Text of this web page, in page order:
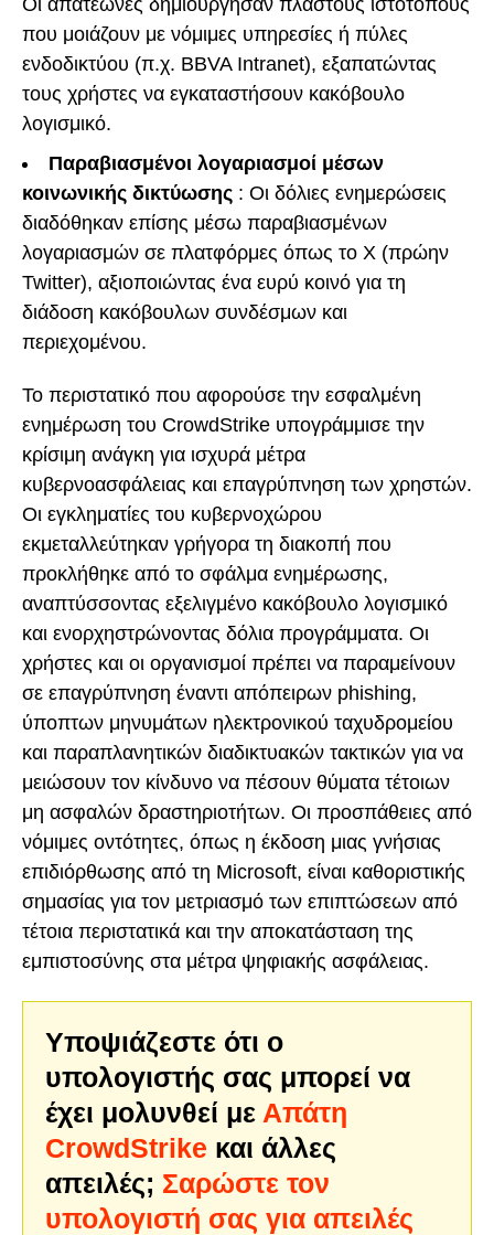
που μοιάζουν με νόμιμες υπηρεσίες ή πύλες
ενδοδικτύου (π.χ. BBVA Intranet), εξαπατώντας
τους χρήστες να εγκαταστήσουν κακόβουλο
λογισμικό.
Παραβιασμένοι λογαριασμοί μέσων
κοινωνικής δικτύωσης : Οι δόλιες ενημερώσεις
διαδόθηκαν επίσης μέσω παραβιασμένων
λογαριασμών σε πλατφόρμες όπως το X (πρώην
Twitter), αξιοποιώντας ένα ευρύ κοινό για τη
διάδοση κακόβουλων συνδέσμων και
περιεχομένου.
Το περιστατικό που αφορούσε την εσφαλμένη
ενημέρωση του CrowdStrike υπογράμμισε την
κρίσιμη ανάγκη για ισχυρά μέτρα
κυβερνοασφάλειας και επαγρύπνηση των χρηστών.
Οι εγκληματίες του κυβερνοχώρου
εκμεταλλεύτηκαν γρήγορα τη διακοπή που
προκλήθηκε από το σφάλμα ενημέρωσης,
αναπτύσσοντας εξελιγμένο κακόβουλο λογισμικό
και ενορχηστρώνοντας δόλια προγράμματα. Οι
χρήστες και οι οργανισμοί πρέπει να παραμείνουν
σε επαγρύπνηση έναντι απόπειρων phishing,
ύποπτων μηνυμάτων ηλεκτρονικού ταχυδρομείου
και παραπλανητικών διαδικτυακών τακτικών για να
μειώσουν τον κίνδυνο να πέσουν θύματα τέτοιων
μη ασφαλών δραστηριοτήτων. Οι προσπάθειες από
νόμιμες οντότητες, όπως η έκδοση μιας γνήσιας
επιδιόρθωσης από τη Microsoft, είναι καθοριστικής
σημασίας για τον μετριασμό των επιπτώσεων από
τέτοια περιστατικά και την αποκατάσταση της
εμπιστοσύνης στα μέτρα ψηφιακής ασφάλειας.
Υποψιάζεστε ότι ο
υπολογιστής σας μπορεί να
έχει μολυνθεί με Απάτη
CrowdStrike και άλλες
απειλές; Σαρώστε τον
υπολογιστή σας για απειλές